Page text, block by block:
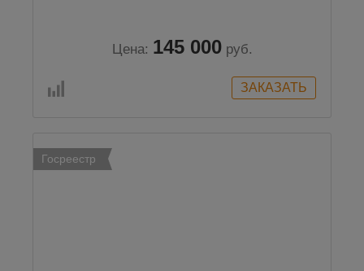
Цена: 145 000 руб.
Госреестр